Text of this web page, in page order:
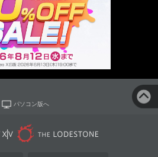
パソコン版へ